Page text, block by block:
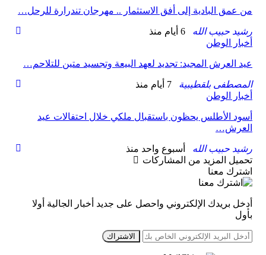
من عمق البادية إلى أفق الاستثمار .. مهرجان تندرارة للرحل…
رشيد حبيب الله
6 أيام منذ
أخبار الوطن
عيد العرش المجيد: تجديد لعهد البيعة وتجسيد متين للتلاحم…
المصطفى بلقطيبية
7 أيام منذ
أخبار الوطن
أسود الأطلس يحظون باستقبال ملكي خلال احتفالات عيد
العرش…
رشيد حبيب الله
أسبوع واحد منذ
تحميل المزيد من المشاركات
اشترك معنا
أدخل بريدك الإلكتروني واحصل على جديد أخبار الجالية أولا
بأول
الاشتراك